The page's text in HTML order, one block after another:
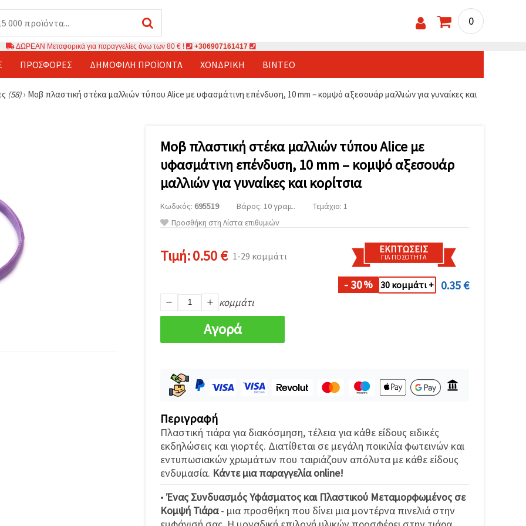
0
ΔΩΡΕΑΝ Μεταφορικά για παραγγελίες άνω των 80 € ! +306907161417
ΠΡΟΣΦΟΡΈΣ ΔΗΜΟΦΙΛΉ ΠΡΟΪΌΝΤΑ ΧΟΝΔΡΙΚΉ ΒΊΝΤΕΟ
(58)› Μοβ πλαστική στέκα μαλλιών τύπου Alice με υφασμάτινη επένδυση, 10 mm – κομψό αξεσουάρ μαλλιών για γυναίκες και
Μοβ πλαστική στέκα μαλλιών τύπου Alice με
υφασμάτινη επένδυση, 10 mm – κομψό αξεσουάρ
μαλλιών για γυναίκες και κορίτσια
Κωδικός: 695519 Βάρος: 10 γραμ..
Τεμάχιο: 1
Προσθήκη στη Λίστα επιθυμιών
Τιμή:0.50 € 1-29 κομμάτι
ΕΚΠΤΏΣΕΙΣ
ΓΙΑ ΠΟΣΌΤΗΤΑ
- 30% 30 κομμάτι + 0.35 €
κομμάτι
Αγορά
Περιγραφή
Πλαστική τιάρα για διακόσμηση, τέλεια για κάθε είδους ειδικές
εκδηλώσεις και γιορτές. Διατίθεται σε μεγάλη ποικιλία φωτεινών και
εντυπωσιακών χρωμάτων που ταιριάζουν απόλυτα με κάθε είδους
ενδυμασία. Κάντε μια παραγγελία online!
• Ένας Συνδυασμός Υφάσματος και Πλαστικού Μεταμορφωμένος σε
Κομψή Τιάρα- μια προσθήκη που δίνει μια μοντέρνα πινελιά στην